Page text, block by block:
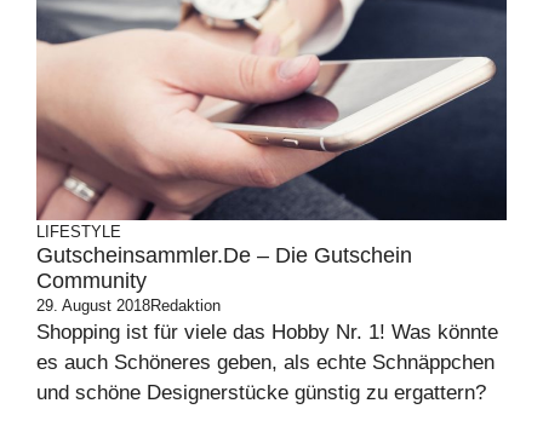
LIFESTYLE
Gutscheinsammler.de – Die Gutschein
Community
29. August 2018Redaktion
Shopping ist für viele das Hobby Nr. 1! Was könnte
es auch Schöneres geben, als echte Schnäppchen
und schöne Designerstücke günstig zu ergattern?